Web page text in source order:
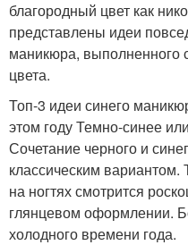
благородный цвет как
представлены идеи
маникюра, выполненного
цвета.
Топ-3 идеи синего
этом году Темно-синее
Сочетание черного и
классическим
на ногтях смотрится
глянцевом оформлении.
холодного времени года.